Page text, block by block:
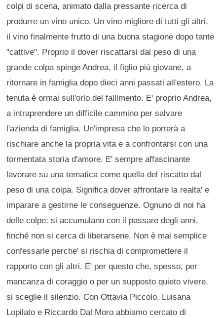
colpi di scena, animato dalla pressante ricerca di
produrre un vino unico. Un vino migliore di tutti gli altri,
il vino finalmente frutto di una buona stagione dopo tante
"cattive". Proprio il dover riscattarsi dal peso di una
grande colpa spinge Andrea, il figlio più giovane, a
ritornare in famiglia dopo dieci anni passati all'estero. La
tenuta è ormai sull'orlo del fallimento. E' proprio Andrea,
a intraprendere un difficile cammino per salvare
l'azienda di famiglia. Un'impresa che lo porterà a
rischiare anche la propria vita e a confrontarsi con una
tormentata storia d'amore. E' sempre affascinante
lavorare su una tematica come quella del riscatto dal
peso di una colpa. Significa dover affrontare la realta' e
imparare a gestirne le conseguenze. Ognuno di noi ha
delle colpe: si accumulano con il passare degli anni,
finché non si cerca di liberarsene. Non è mai semplice
confessarle perche' si rischia di compromettere il
rapporto con gli altri. E' per questo che, spesso, per
mancanza di coraggio o per un supposto quieto vivere,
si sceglie il silenzio. Con Ottavia Piccolo, Luisana
Lopilato e Riccardo Dal Moro abbiamo cercato di